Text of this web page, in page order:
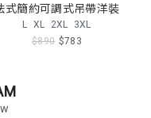
式簡約可調式吊帶洋裝
L XL 2XL 3XL
$890 $783